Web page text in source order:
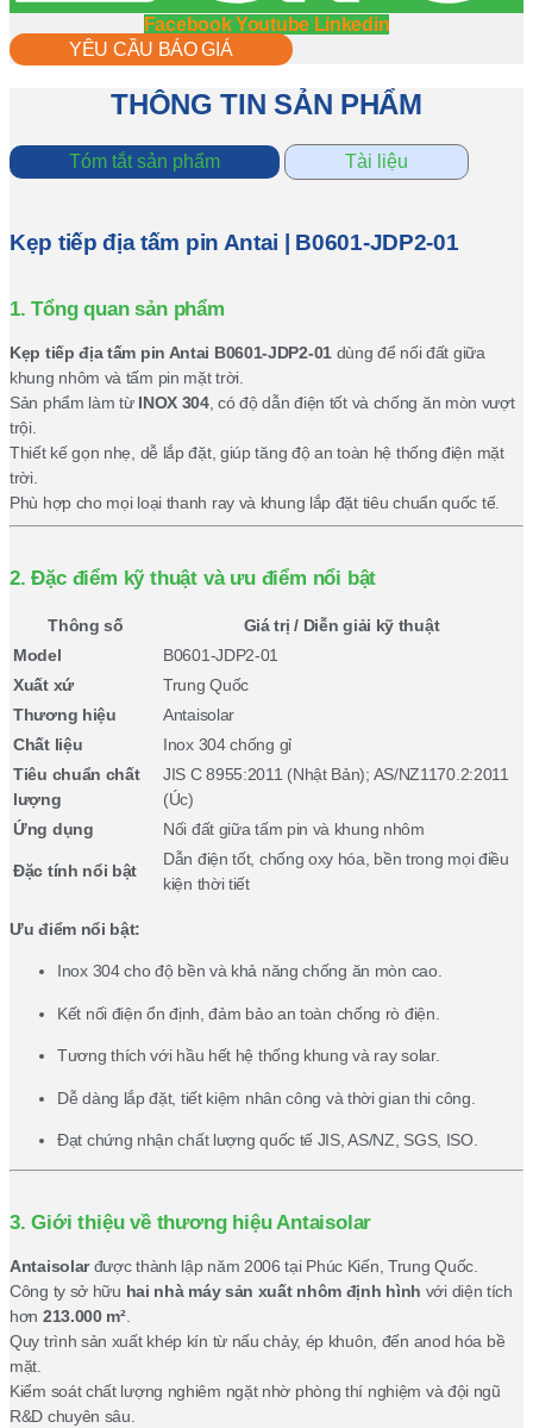
Facebook Youtube Linkedin
YÊU CẦU BÁO GIÁ
THÔNG TIN SẢN PHẨM
Tóm tắt sản phẩm Tài liệu
Kẹp tiếp địa tấm pin Antai | B0601-JDP2-01
1. Tổng quan sản phẩm
Kẹp tiếp địa tấm pin Antai B0601-JDP2-01 dùng để nối đất giữa
khung nhôm và tấm pin mặt trời.
Sản phẩm làm từ INOX 304, có độ dẫn điện tốt và chống ăn mòn vượt
trội.
Thiết kế gọn nhẹ, dễ lắp đặt, giúp tăng độ an toàn hệ thống điện mặt
trời.
Phù hợp cho mọi loại thanh ray và khung lắp đặt tiêu chuẩn quốc tế.
2. Đặc điểm kỹ thuật và ưu điểm nổi bật
Thông số
Giá trị / Diễn giải kỹ thuật
Model
B0601-JDP2-01
Xuất xứ
Trung Quốc
Thương hiệu
Antaisolar
Chất liệu
Inox 304 chống gỉ
Tiêu chuẩn chất
lượng
JIS C 8955:2011 (Nhật Bản); AS/NZ1170.2:2011
(Úc)
Ứng dụng
Nối đất giữa tấm pin và khung nhôm
Đặc tính nổi bật
Dẫn điện tốt, chống oxy hóa, bền trong mọi điều
kiện thời tiết
Ưu điểm nổi bật:
Inox 304 cho độ bền và khả năng chống ăn mòn cao.
Kết nối điện ổn định, đảm bảo an toàn chống rò điện.
Tương thích với hầu hết hệ thống khung và ray solar.
Dễ dàng lắp đặt, tiết kiệm nhân công và thời gian thi công.
Đạt chứng nhận chất lượng quốc tế JIS, AS/NZ, SGS, ISO.
3. Giới thiệu về thương hiệu Antaisolar
Antaisolarđược thành lập năm 2006 tại Phúc Kiến, Trung Quốc.
Công ty sở hữu hai nhà máy sản xuất nhôm định hình với diện tích
hơn 213.000 m².
Quy trình sản xuất khép kín từ nấu chảy, ép khuôn, đến anod hóa bề
mặt.
Kiểm soát chất lượng nghiêm ngặt nhờ phòng thí nghiệm và đội ngũ
R&D chuyên sâu.